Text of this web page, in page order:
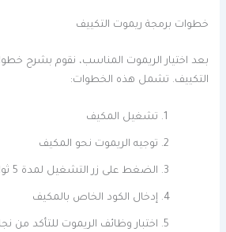
خطوات برمجة ريموت التكييف
بعد اختيار الريموت المناسب، نقوم بشرح
التكييف. تشمل هذه الخطوات:
تشغيل المكيف
توجيه الريموت نحو المكيف
الضغط على زر التشغيل لمدة 5 ثواني
إدخال الكود الخاص بالمكيف
اختبار وظائف الريموت للتأكد من